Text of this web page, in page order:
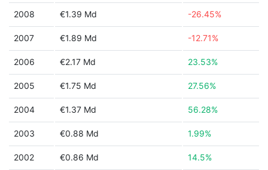
2008 €1.39 Md -26.45%
2007 €1.89 Md -12.71%
2006 €2.17 Md 23.53%
2005 €1.75 Md 27.56%
2004 €1.37 Md 56.28%
2003 €0.88 Md 1.99%
2002 €0.86 Md 14.5%